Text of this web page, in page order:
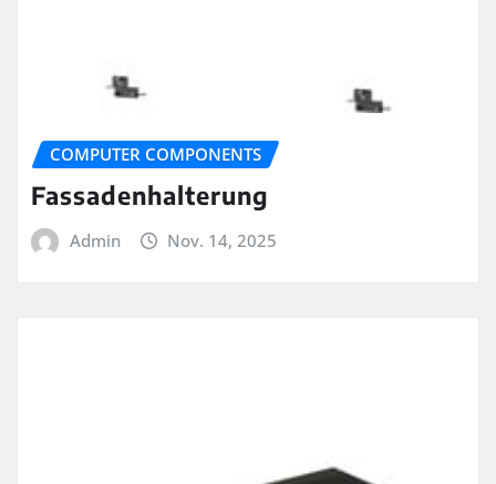
COMPUTER COMPONENTS
Fassadenhalterung
Admin Nov. 14, 2025